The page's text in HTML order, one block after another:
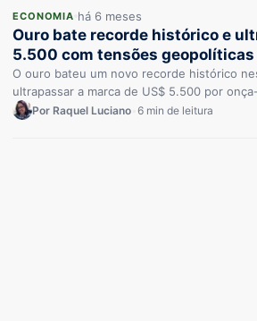
ECONOMIA há 6 meses
Ouro bate recorde histórico e
5.500 com tensões geopolíticas
O ouro bateu um novo recorde histórico
ultrapassar a marca de US$ 5.500 por
valorização de…
Por Raquel Luciano 6 min de leitura